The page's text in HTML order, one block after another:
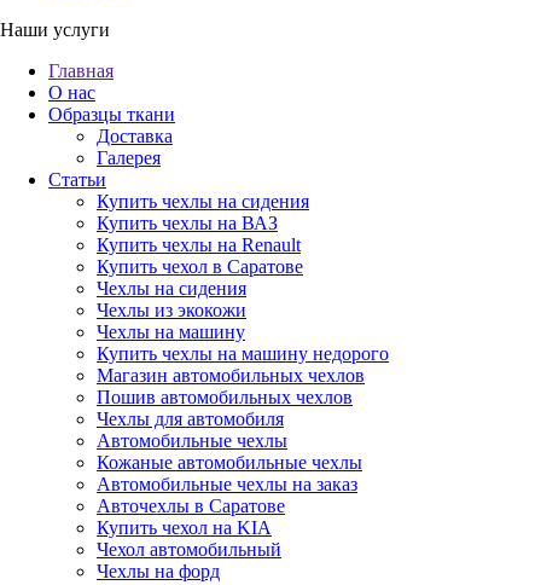
Наши услуги
Главная
О нас
Образцы ткани
Доставка
Галерея
Статьи
Купить чехлы на сидения
Купить чехлы на ВАЗ
Купить чехлы на Renault
Купить чехол в Саратове
Чехлы на сидения
Чехлы из экокожи
Чехлы на машину
Купить чехлы на машину недорого
Магазин автомобильных чехлов
Пошив автомобильных чехлов
Чехлы для автомобиля
Автомобильные чехлы
Кожаные автомобильные чехлы
Автомобильные чехлы на заказ
Авточехлы в Саратове
Купить чехол на KIA
Чехол автомобильный
Чехлы на форд